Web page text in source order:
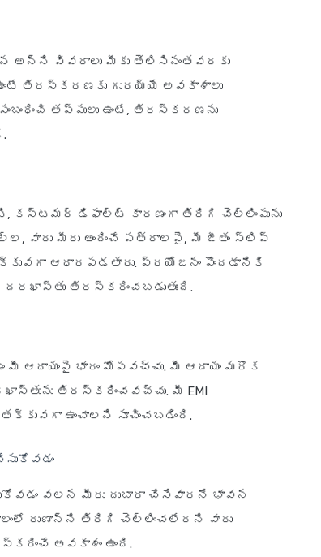
వివరాలు మీకు తెలిసినంతవరకు
తిరస్కరణకు గురయ్యే అవకాశాలు
తప్పులు ఉంటే, తిరస్కరణను
కస్టమర్ డిఫాల్ట్ కారణంగా తిరిగి చెల్లింపును
వారు మీరు అందించే పత్రాలపై, మీ జీతం స్లిప్
ఆధారపడతారు. ప్రయోజనం పొందడానికి
తిరస్కరించబడుతుంది.
మీ ఆదాయంపై భారం మోపవచ్చు. మీ ఆదాయం మరొక
తిరస్కరించవచ్చు. మీ EMI
ఉంచాలని సూచించబడింది.
వలన మీరు దుబారా చేసేవారనే భావన
రుణాన్ని తిరిగి చెల్లించలేరని వారు
అవకాశం ఉంది.